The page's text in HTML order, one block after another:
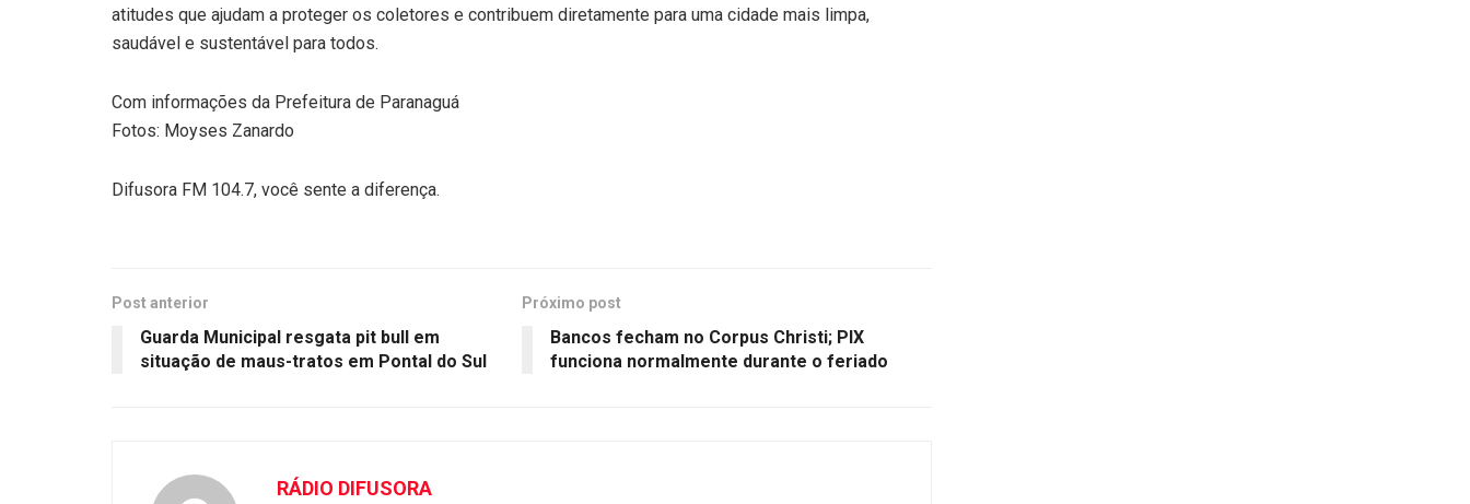
atitudes que ajudam a proteger os coletores e contribuem diretamente para uma cidade mais limpa,
saudável e sustentável para todos.
Com informações da Prefeitura de Paranaguá
Fotos: Moyses Zanardo
Difusora FM 104.7, você sente a diferença.
Post anterior
Guarda Municipal resgata pit bull em
situação de maus-tratos em Pontal do Sul
Próximo post
Bancos fecham no Corpus Christi; PIX
funciona normalmente durante o feriado
RÁDIO DIFUSORA